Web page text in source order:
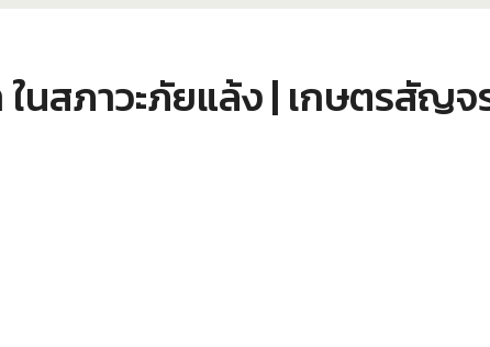
นสภาวะภัยแล้ง | เกษตรสัญจ